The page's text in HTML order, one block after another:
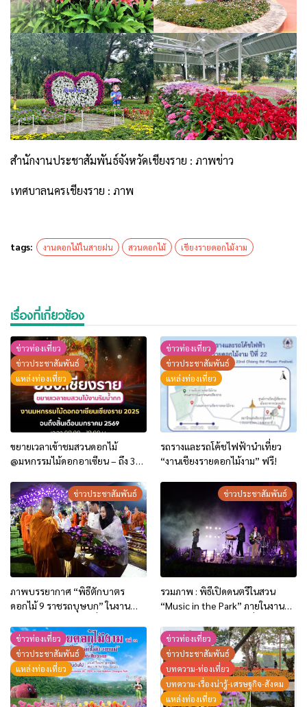
tags: งานดอกไม้ในสายฝน สวนดอกไม้ เชียงรายดอกไม้งาม
เรื่องที่เกี่ยวข้อง
ข่าวท่องเที่ยว
ข่าวประชาสัมพันธ์
แหล่งท่องเที่ยว
มกราคม 2569
ข่าวท่องเที่ยว
ข่าวประชาสัมพันธ์
แหล่งท่องเที่ยว
ข่าวประชาสัมพันธ์
ภาพบรรยากาศ “พิธีตักบาตร
ดอกไม้ 9 ราชรถบุษบก” ในงาน
เชียงรายดอกไม้งามปีที่22
ข่าวประชาสัมพันธ์
รวมภาพ : พิธีเปิดดนตรีในสวน
“Music in the Park” ภายในงาน
“เชียงรายดอกไม้งาม ปีที่ 22”
ข่าวท่องเที่ยว
ข่าวประชาสัมพันธ์
แหล่งท่องเที่ยว
เริ่ม 26 ธ.ค.นี้ | งานเชียงรายดอกไม้
งาม ปีที่ 22 ณ สวนสาธารณะหาด
นครเชียงราย
ข่าวท่องเที่ยว
ข่าวประชาสัมพันธ์
บทความ-ท่องเที่ยว
บทความ-เรื่องน่ารู้-เศรษฐกิจ-สังคม
แหล่งท่องเที่ยว
สิ่งที่ควรรู้ก่อนมาเที่ยวงาน
“มหกรรมไม้ดอกอาเซียนเชียงราย
2025” ความอลังการที่ต้องมา
สัมผัสด้วยตาตัวเอง